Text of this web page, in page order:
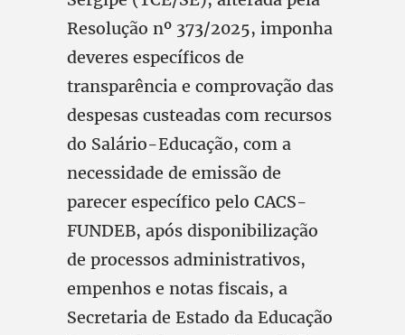
Resolução nº 373/2025, imponha
deveres específicos de
transparência e comprovação das
despesas custeadas com recursos
do Salário-Educação, com a
necessidade de emissão de
parecer específico pelo CACS-
FUNDEB, após disponibilização
de processos administrativos,
empenhos e notas fiscais, a
Secretaria de Estado da Educação